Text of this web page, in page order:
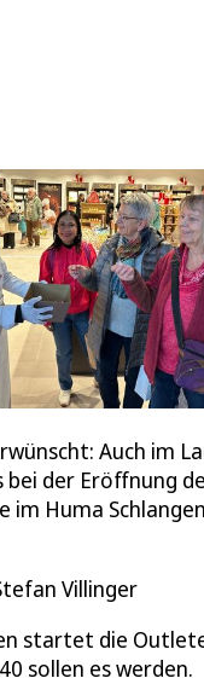
Auch im
bei der Eröffnung
im Huma
Villinger
startet die
sollen es werden.